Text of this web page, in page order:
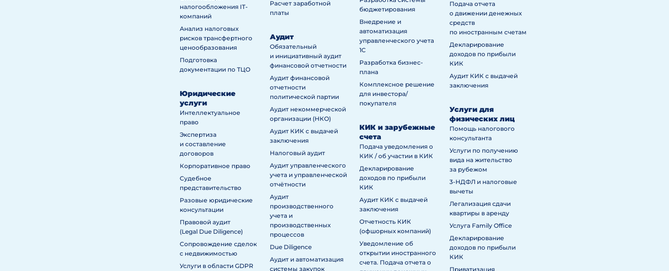
налогообложения IT-
компаний
Анализ налоговых
рисков трансфертного
ценообразования
Подготовка
документации по ТЦО
Юридические
услуги
Интеллектуальное
право
Экспертиза
и составление
договоров
Корпоративное право
Судебное
представительство
Разовые юридические
консультации
Правовой аудит
(Legal Due Diligence)
Сопровождение сделок
с недвижимостью
Услуги в области GDPR
Расчет заработной
платы
Аудит
Обязательный
и инициативный аудит
финансовой отчетности
Аудит финансовой
отчетности
политической партии
Аудит некоммерческой
организации (НКО)
Аудит КИК с выдачей
заключения
Налоговый аудит
Аудит управленческого
учета и управленческой
отчётности
Аудит
производственного
учета и
производственных
процессов
Due Diligence
Аудит и автоматизация
системы закупок
бюджетирования
Внедрение и
автоматизация
управленческого учета
1С
Разработка бизнес-
плана
Комплексное решение
для инвестора/
покупателя
КИК и зарубежные
счета
Подача уведомления о
КИК / об участии в КИК
Декларирование
доходов по прибыли
КИК
Аудит КИК с выдачей
заключения
Отчетность КИК
(офшорных компаний)
Уведомление об
открытии иностранного
счета. Подача отчета о
Подача отчета
о движении денежных
средств
по иностранным счетам
Декларирование
доходов по прибыли
КИК
Аудит КИК с выдачей
заключения
Услуги для
физических лиц
Помощь налогового
консультанта
Услуги по получению
вида на жительство
за рубежом
3-НДФЛ и налоговые
вычеты
Легализация сдачи
квартиры в аренду
Услуга Family Office
Декларирование
доходов по прибыли
КИК
Приватизация